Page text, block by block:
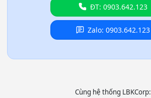
ĐT: 0903.642.123
Zalo: 0903.642.123
Cùng hệ thống LBKCorp: